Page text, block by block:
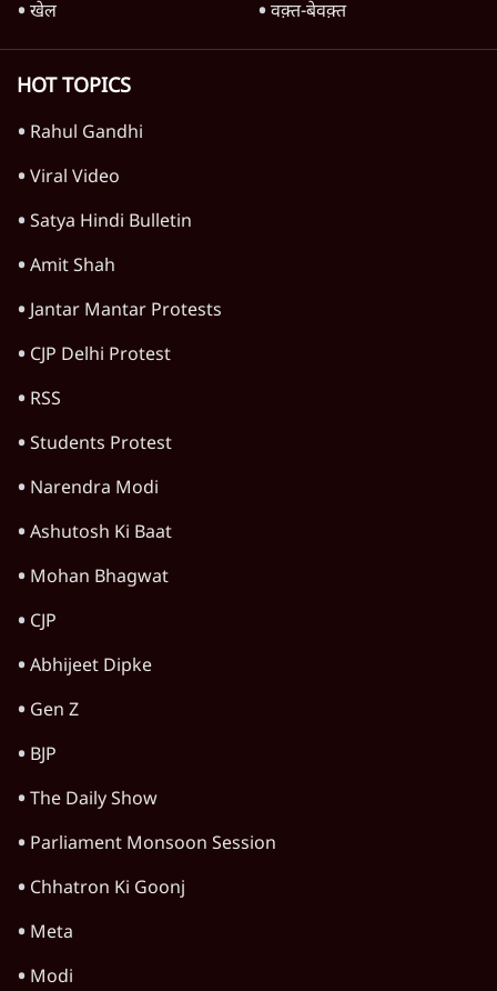
खेल वक़्त-बेवक़्त
HOT TOPICS
Rahul Gandhi
Viral Video
Satya Hindi Bulletin
Amit Shah
Jantar Mantar Protests
CJP Delhi Protest
RSS
Students Protest
Narendra Modi
Ashutosh Ki Baat
Mohan Bhagwat
CJP
Abhijeet Dipke
Gen Z
BJP
The Daily Show
Parliament Monsoon Session
Chhatron Ki Goonj
Meta
Modi